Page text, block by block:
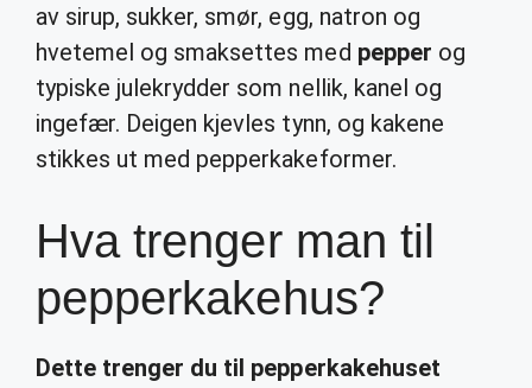
av sirup, sukker, smør, egg, natron og
hvetemel og smaksettes med pepper og
typiske julekrydder som nellik, kanel og
ingefær. Deigen kjevles tynn, og kakene
stikkes ut med pepperkakeformer.
Hva trenger man til
pepperkakehus?
Dette trenger du til pepperkakehuset